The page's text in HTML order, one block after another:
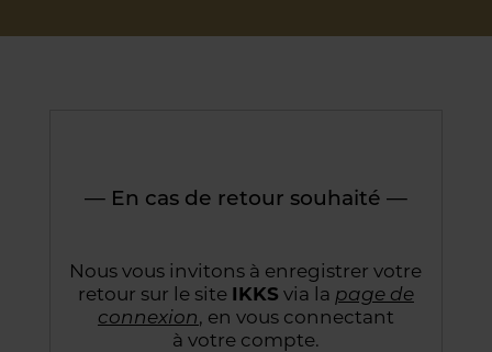
— En cas de retour souhaité —
Nous vous invitons à enregistrer votre
retour sur le site IKKS via la page de
connexion, en vous connectant
à votre compte.